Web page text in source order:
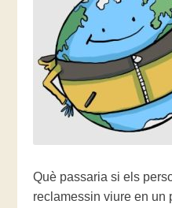
Què passaria si els
reclamessin viure en un